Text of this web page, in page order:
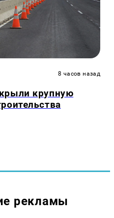
8 часов назад
крупную
рекламы